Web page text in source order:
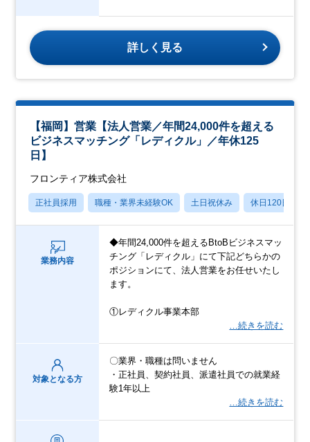
詳しく見る
【福岡】営業【法人営業／年間24,000件を超える
ビジネスマッチング「レディクル」／年休125
日】
フロンティア株式会社
正社員採用 職種・業界未経験OK 土日祝休み 休日120日以上
業務内容
◆年間24,000件を超えるBtoBビジネスマッ
チング「レディクル」にて下記どちらかの
ポジションにて、法人営業をお任せいたし
ます。
①レディクル事業本部
…続きを読む
対象となる方
〇業界・職種は問いません
・正社員、契約社員、派遣社員での就業経
験1年以上
…続きを読む